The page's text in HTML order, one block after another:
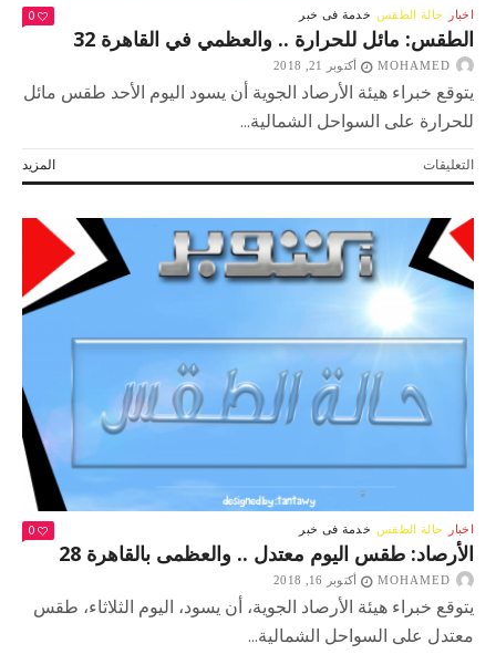
اخبار حالة الطقس خدمة فى خبر 0
الطقس: مائل للحرارة .. والعظمي في القاهرة 32
MOHAMED أكتوبر 21, 2018
يتوقع خبراء هيئة الأرصاد الجوية أن يسود اليوم الأحد طقس مائل
للحرارة على السواحل الشمالية...
المزيد التعليقاتعلى
الطقس:
للحرارة
..
والعظمي
اخبار حالة الطقس خدمة فى خبر 0
الأرصاد: طقس اليوم معتدل .. والعظمى بالقاهرة 28
MOHAMED أكتوبر 16, 2018
يتوقع خبراء هيئة الأرصاد الجوية، أن يسود، اليوم الثلاثاء، طقس
معتدل على السواحل الشمالية...